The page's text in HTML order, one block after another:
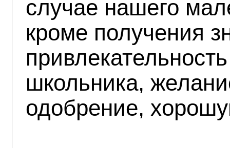
случае нашего
кроме получения
школьника,
одобрение,